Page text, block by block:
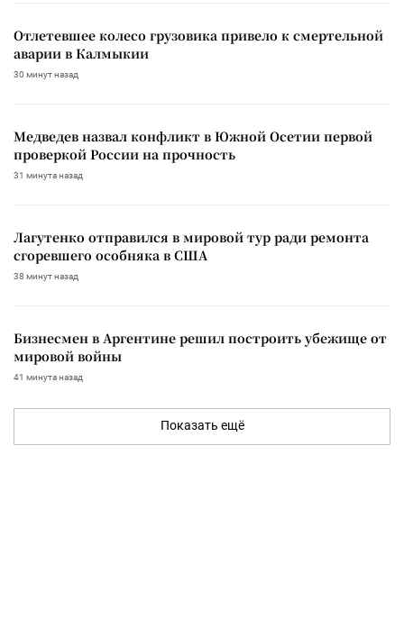
Отлетевшее колесо грузовика привело к смертельной
аварии в Калмыкии
30 минут назад
Медведев назвал конфликт в Южной Осетии первой
проверкой России на прочность
31 минута назад
Лагутенко отправился в мировой тур ради ремонта
сгоревшего особняка в США
38 минут назад
Бизнесмен в Аргентине решил построить убежище от
мировой войны
41 минута назад
Показать ещё